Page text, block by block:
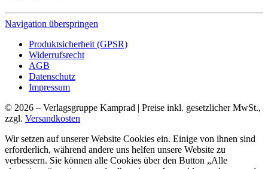
Navigation überspringen
Produktsicherheit (GPSR)
Widerrufsrecht
AGB
Datenschutz
Impressum
© 2026 – Verlagsgruppe Kamprad | Preise inkl. gesetzlicher MwSt.,
zzgl. Versandkosten
Wir setzen auf unserer Website Cookies ein. Einige von ihnen sind
erforderlich, während andere uns helfen unsere Website zu
verbessern. Sie können alle Cookies über den Button „Alle